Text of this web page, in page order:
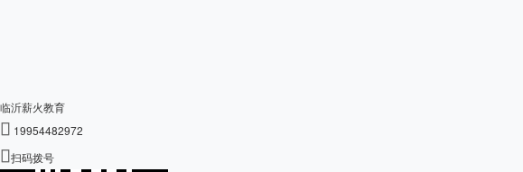
临沂薪火教育
 19954482972
扫码拨号